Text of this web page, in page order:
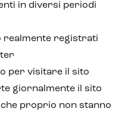
in diversi periodi
realmente registrati
per visitare il sito
giornalmente il sito
che proprio non stanno